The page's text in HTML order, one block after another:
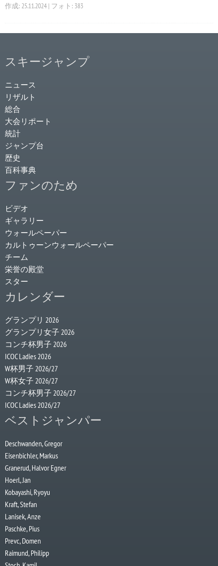
作成: 25.11.2024 | フォト: 383
スキージャンプ
ニュース
リザルト
総合
大会リポート
統計
ジャンプ台
歴史
百科事典
ファンのため
ビデオ
ギャラリー
ウォールペーパー
カルトゥーンウォールペーパー
チーム
栄誉の殿堂
スター
カレンダー
グランプリ 2026
グランプリ女子 2026
コンチ杯男子 2026
ICOC Ladies 2026
W杯男子 2026/27
W杯女子 2026/27
コンチ杯男子 2026/27
ICOC Ladies 2026/27
ベストジャンパー
Deschwanden, Gregor
Eisenbichler, Markus
Granerud, Halvor Egner
Hoerl, Jan
Kobayashi, Ryoyu
Kraft, Stefan
Lanisek, Anze
Paschke, Pius
Prevc, Domen
Raimund, Philipp